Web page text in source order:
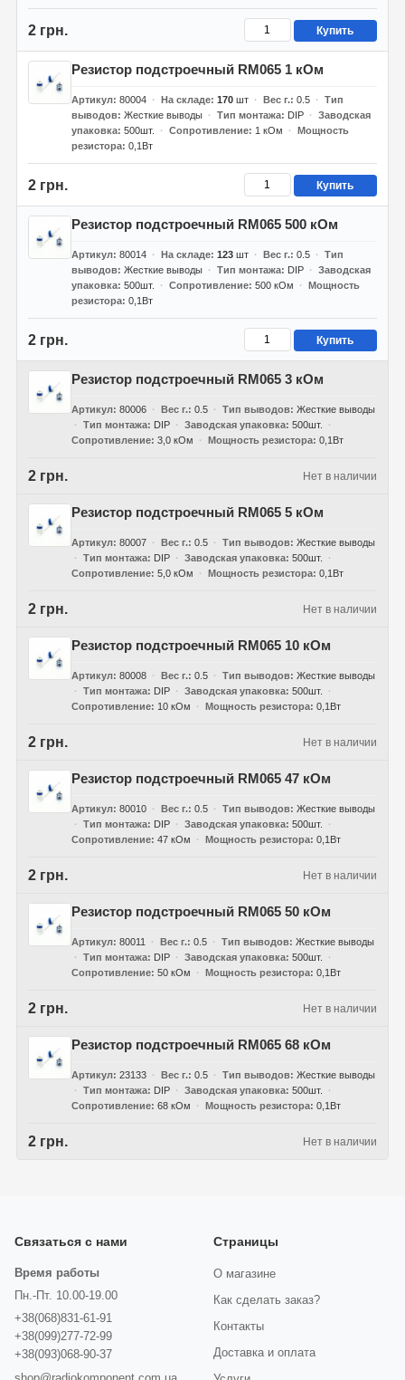
2 грн. Купить
Резистор подстроечный RM065 1 кОм
Артикул 80004 На складе 170шт Вес г. 0.5
Тип
выводов Жесткие выводы Тип монтажа DIP
Заводская
упаковка 500шт. Сопротивление 1 кОм
Мощность
резистора 0,1Вт
2 грн. Купить
Резистор подстроечный RM065 500 кОм
Артикул 80014 На складе 123шт Вес г. 0.5
Тип
выводов Жесткие выводы Тип монтажа DIP
Заводская
упаковка 500шт. Сопротивление 500 кОм
Мощность
резистора 0,1Вт
2 грн. Купить
Резистор подстроечный RM065 3 кОм
Артикул 80006 Вес г. 0.5 Тип выводов Жесткие выводы
Тип монтажа
DIP Заводская упаковка 500шт.
Сопротивление 3,0 кОм Мощность резистора 0,1Вт
2 грн. Нет в наличии
Резистор подстроечный RM065 5 кОм
Артикул 80007 Вес г. 0.5 Тип выводов Жесткие выводы
Тип монтажа
DIP Заводская упаковка 500шт.
Сопротивление 5,0 кОм Мощность резистора 0,1Вт
2 грн. Нет в наличии
Резистор подстроечный RM065 10 кОм
Артикул 80008 Вес г. 0.5 Тип выводов Жесткие выводы
Тип монтажа
DIP Заводская упаковка 500шт.
Сопротивление
10 кОм Мощность резистора 0,1Вт
2 грн. Нет в наличии
Резистор подстроечный RM065 47 кОм
Артикул 80010 Вес г. 0.5 Тип выводов Жесткие выводы
Тип монтажа
DIP Заводская упаковка 500шт.
Сопротивление 47 кОм Мощность резистора 0,1Вт
2 грн. Нет в наличии
Резистор подстроечный RM065 50 кОм
Артикул 80011 Вес г. 0.5 Тип выводов Жесткие выводы
Тип монтажа
DIP Заводская упаковка 500шт.
Сопротивление 50 кОм Мощность резистора 0,1Вт
2 грн. Нет в наличии
Резистор подстроечный RM065 68 кОм
Артикул 23133 Вес г. 0.5 Тип выводов Жесткие выводы
Тип монтажа
DIP Заводская упаковка 500шт.
Сопротивление 68 кОм Мощность резистора 0,1Вт
2 грн. Нет в наличии
Связаться с нами
Время работы
Пн.-Пт. 10.00-19.00
+38(068)831-61-91
+38(099)277-72-99
+38(093)068-90-37
Страницы
О магазине
Как сделать заказ?
Контакты
Доставка и оплата